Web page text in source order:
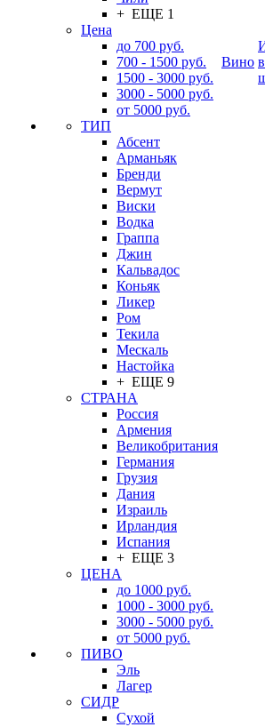
+ ЕЩЕ 1
Цена
до 700 руб.
700 - 1500 руб.
1500 - 3000 руб.
3000 - 5000 руб.
от 5000 руб.
ТИП
Абсент
Арманьяк
Бренди
Вермут
Виски
Водка
Граппа
Джин
Кальвадос
Коньяк
Ликер
Ром
Текила
Мескаль
Настойка
+ ЕЩЕ 9
СТРАНА
Россия
Армения
Великобритания
Германия
Грузия
Дания
Израиль
Ирландия
Испания
+ ЕЩЕ 3
ЦЕНА
до 1000 руб.
1000 - 3000 руб.
3000 - 5000 руб.
от 5000 руб.
ПИВО
Эль
Лагер
СИДР
Сухой
Вино